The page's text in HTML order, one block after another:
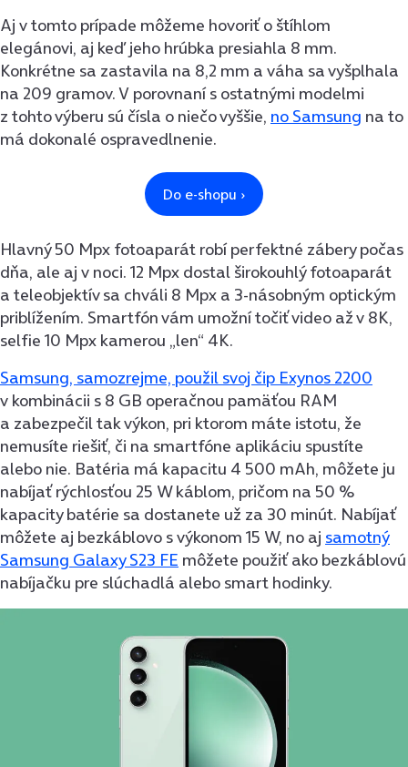
Aj v tomto prípade môžeme hovoriť o štíhlom
elegánovi, aj keď jeho hrúbka presiahla 8 mm.
Konkrétne sa zastavila na 8,2 mm a váha sa vyšplhala
na 209 gramov. V porovnaní s ostatnými modelmi
z tohto výberu sú čísla o niečo vyššie, no Samsung na to
má dokonalé ospravedlnenie.
Hlavný 50 Mpx fotoaparát robí perfektné zábery počas
dňa, ale aj v noci. 12 Mpx dostal širokouhlý fotoaparát
a teleobjektív sa chváli 8 Mpx a 3-násobným optickým
priblížením. Smartfón vám umožní točiť video až v 8K,
selfie 10 Mpx kamerou „len“ 4K.
Samsung, samozrejme, použil svoj čip Exynos 2200
v kombinácii s 8 GB operačnou pamäťou RAM
a zabezpečil tak výkon, pri ktorom máte istotu, že
nemusíte riešiť, či na smartfóne aplikáciu spustíte
alebo nie. Batéria má kapacitu 4 500 mAh, môžete ju
nabíjať rýchlosťou 25 W káblom, pričom na 50 %
kapacity batérie sa dostanete už za 30 minút. Nabíjať
môžete aj bezkáblovo s výkonom 15 W, no aj samotný
Samsung Galaxy S23 FE môžete použiť ako bezkáblovú
nabíjačku pre slúchadlá alebo smart hodinky.